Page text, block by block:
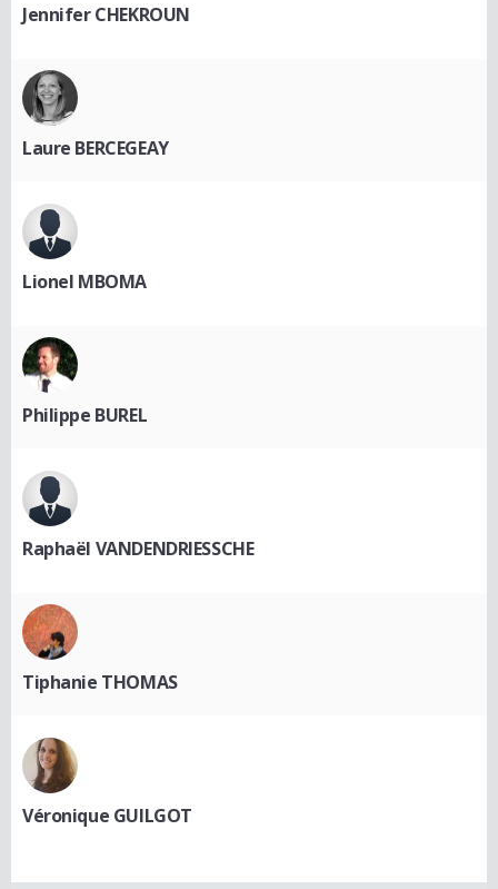
Jennifer CHEKROUN
Laure BERCEGEAY
Lionel MBOMA
Philippe BUREL
Raphaël VANDENDRIESSCHE
Tiphanie THOMAS
Véronique GUILGOT